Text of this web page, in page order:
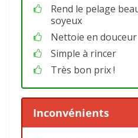
Rend le pelage
soyeux
Nettoie en douceur
Simple à rincer
Très bon prix !
Inconvénients